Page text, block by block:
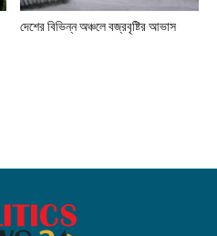
দেশের বিভিন্ন অঞ্চলে বজ্রবৃষ্টির আভাস